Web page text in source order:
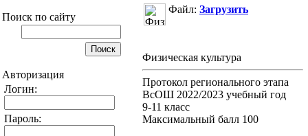
Поиск по сайту
Авторизация
Логин:
Пароль:
Файл: Загрузить
Физическая культура
Протокол регионального этапа
ВсОШ 2022/2023 учебный год
9-11 класс
Максимальный балл 100